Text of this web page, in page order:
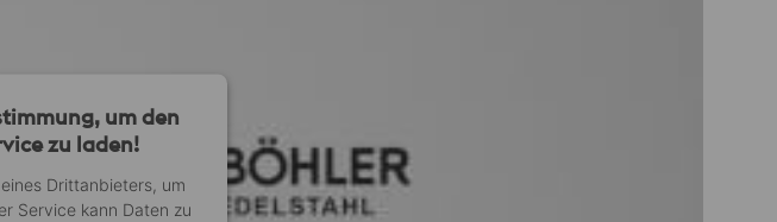
um den
zu laden!
Drittanbieters, um
Service kann Daten zu